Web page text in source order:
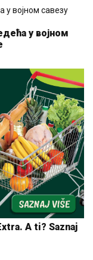
у војном
A ti? Saznaj